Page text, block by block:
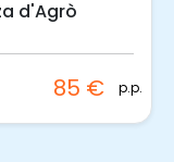
per
1.000 € location